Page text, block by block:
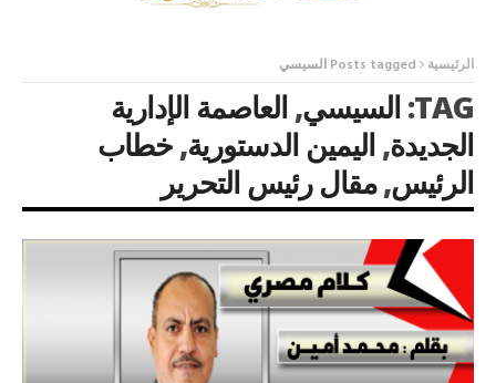
الرئيسية Posts tagged السيسي
TAG: السيسي,العاصمة الإدارية
الجديدة,اليمين الدستورية,خطاب
الرئيس,مقال رئيس التحرير